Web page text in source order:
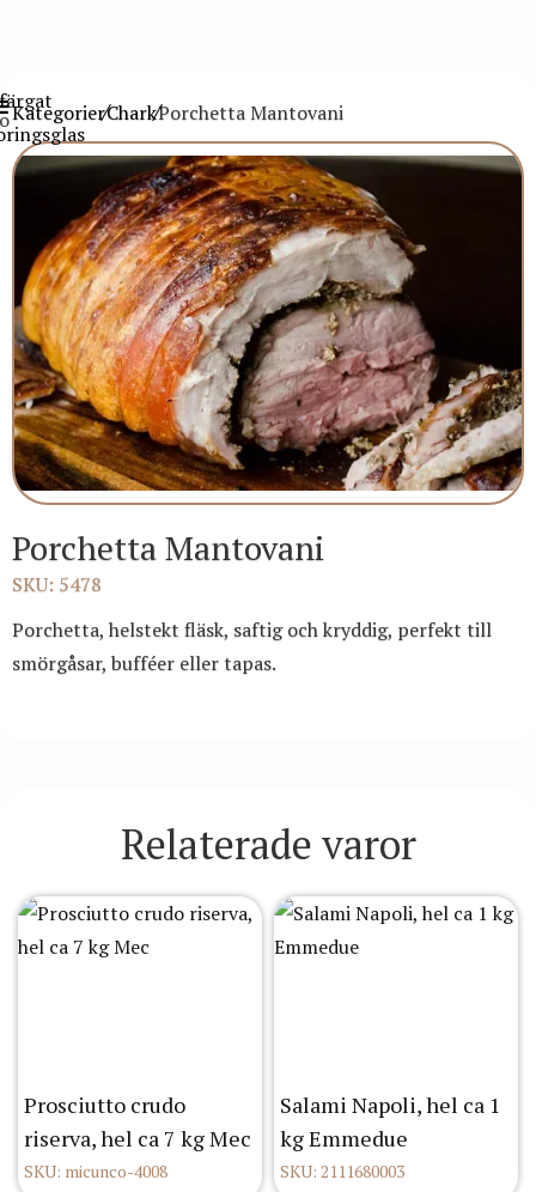
KategorierCharkPorchetta Mantovani
Porchetta Mantovani
SKU: 5478
Porchetta, helstekt fläsk, saftig och kryddig, perfekt till
smörgåsar, bufféer eller tapas.
Relaterade varor
Prosciutto crudo
riserva, hel ca 7 kg Mec
SKU: micunco-4008
Salami Napoli, hel ca 1
kg Emmedue
SKU: 2111680003